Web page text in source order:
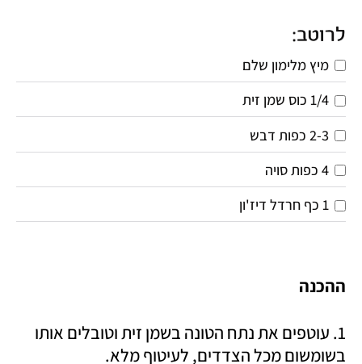
לרוטב:
מיץ מלימון שלם
1/4 כוס שמן זית
2-3 כפות דבש
4 כפות סויה
1 כף חרדל דיז'ון
ההכנה
בשומשום מכל הצדדים, לעיטוף מלא.